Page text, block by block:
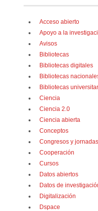
Acceso abierto
Apoyo a la
Avisos
Bibliotecas
Bibliotecas digitales
Bibliotecas
Bibliotecas
Ciencia
Ciencia 2.0
Ciencia abierta
Conceptos
Congresos y jornadas
Cooperación
Cursos
Datos abiertos
Datos de
Digitalización
Dspace